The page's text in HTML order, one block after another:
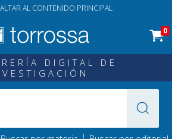
AL CONTENIDO PRINCIPAL
0
DIGITAL DE